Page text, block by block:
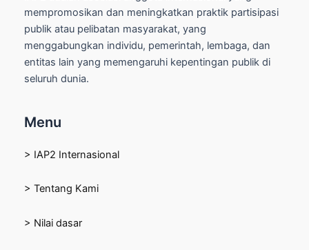
mempromosikan dan meningkatkan praktik partisipasi
publik atau pelibatan masyarakat, yang
menggabungkan individu, pemerintah, lembaga, dan
entitas lain yang memengaruhi kepentingan publik di
seluruh dunia.
Menu
> IAP2 Internasional
> Tentang Kami
> Nilai dasar